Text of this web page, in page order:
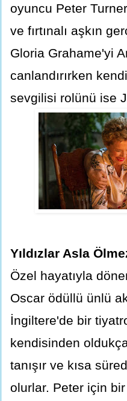
oyuncu Peter
ve fırtınalı aşkın
Gloria Grahame'yi
canlandırırken
sevgilisi rolünü ise
Yıldızlar Asla
Özel hayatıyla
Oscar ödüllü ünlü
İngiltere'de bir
kendisinden
tanışır ve kısa
olurlar. Peter için bir